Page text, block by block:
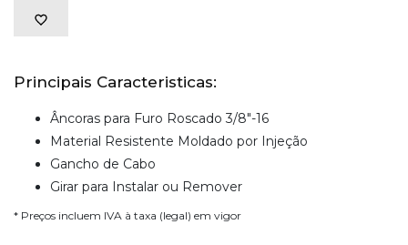
Principais Caracteristicas:
Âncoras para Furo Roscado 3/8"-16
Material Resistente Moldado por Injeção
Gancho de Cabo
Girar para Instalar ou Remover
* Preços incluem IVA à taxa (legal) em vigor